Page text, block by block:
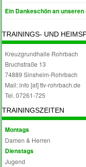
Ein Dankeschön an
TRAININGS- UND
Kreuzgrundhalle Rohrbach
Bruchstraße 13
74889 Sinsheim-Rohrbach
Mail: info [at] ttv-rohrbach.de
Tel. 07261-725
TRAININGSZEITEN
Montags
Damen & Herren
Dienstags
Jugend